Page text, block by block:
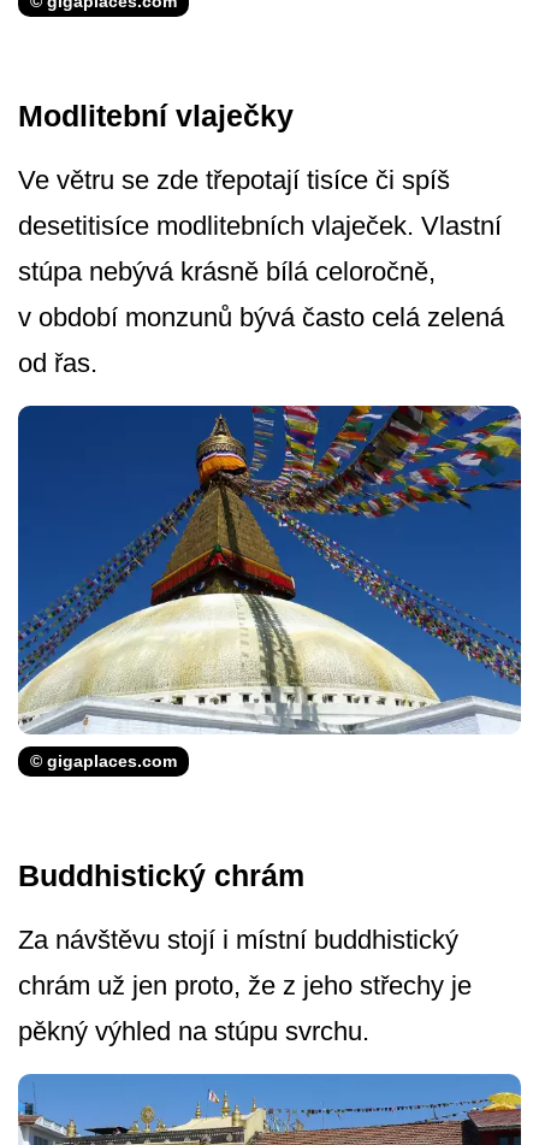
Modlitební vlaječky
Ve větru se zde třepotají tisíce či spíš
desetitisíce modlitebních vlaječek. Vlastní
stúpa nebývá krásně bílá celoročně,
v období monzunů bývá často celá zelená
od řas.
© gigaplaces.com
Buddhistický chrám
Za návštěvu stojí i místní buddhistický
chrám už jen proto, že z jeho střechy je
pěkný výhled na stúpu svrchu.